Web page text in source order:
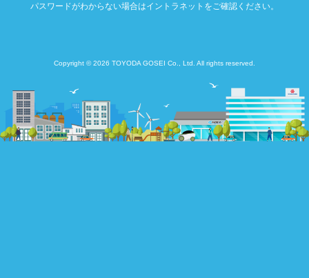
パスワードがわからない場合はイントラネットをご確認ください。
Copyright © 2026 TOYODA GOSEI Co., Ltd. All rights reserved.